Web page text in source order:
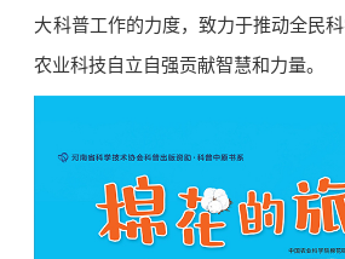
大科普工作的力度，致力于推动全民
农业科技自立自强贡献智慧和力量。